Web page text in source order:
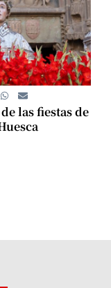
las fiestas de